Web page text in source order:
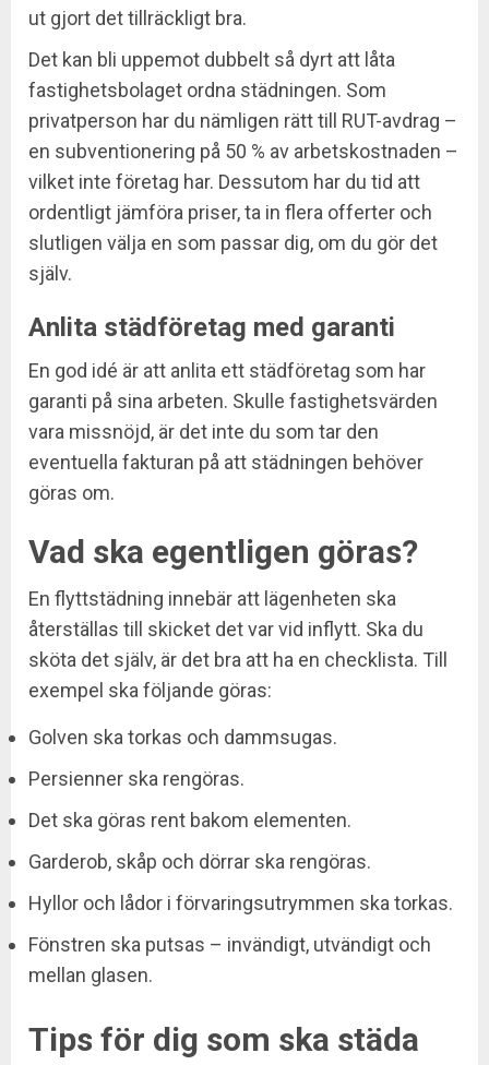
ut gjort det tillräckligt bra.
Det kan bli uppemot dubbelt så dyrt att låta
fastighetsbolaget ordna städningen. Som
privatperson har du nämligen rätt till RUT-avdrag –
en subventionering på 50 % av arbetskostnaden –
vilket inte företag har. Dessutom har du tid att
ordentligt jämföra priser, ta in flera offerter och
slutligen välja en som passar dig, om du gör det
själv.
Anlita städföretag med garanti
En god idé är att anlita ett städföretag som har
garanti på sina arbeten. Skulle fastighetsvärden
vara missnöjd, är det inte du som tar den
eventuella fakturan på att städningen behöver
göras om.
Vad ska egentligen göras?
En flyttstädning innebär att lägenheten ska
återställas till skicket det var vid inflytt. Ska du
sköta det själv, är det bra att ha en checklista. Till
exempel ska följande göras:
Golven ska torkas och dammsugas.
Persienner ska rengöras.
Det ska göras rent bakom elementen.
Garderob, skåp och dörrar ska rengöras.
Hyllor och lådor i förvaringsutrymmen ska torkas.
Fönstren ska putsas – invändigt, utvändigt och
mellan glasen.
Tips för dig som ska städa